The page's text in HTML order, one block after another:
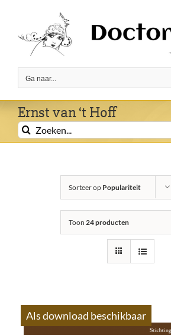
inhoud
Ga naar...
Ernst van ‘t Hoff
Zoeken
naar:
Sorteer op Populariteit
Toon 24 producten
Als download beschikbaar